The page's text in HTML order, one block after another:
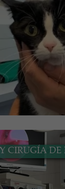
CIRUGÍA